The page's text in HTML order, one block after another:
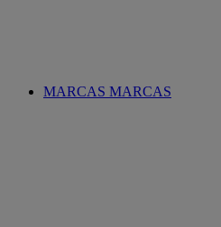
MARCAS MARCAS